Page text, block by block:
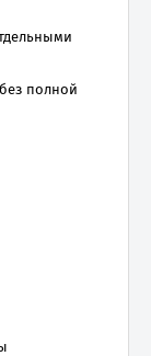
полной